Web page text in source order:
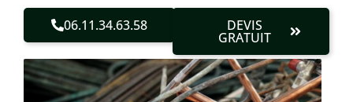
06.11.34.63.58 DEVIS
GRATUIT